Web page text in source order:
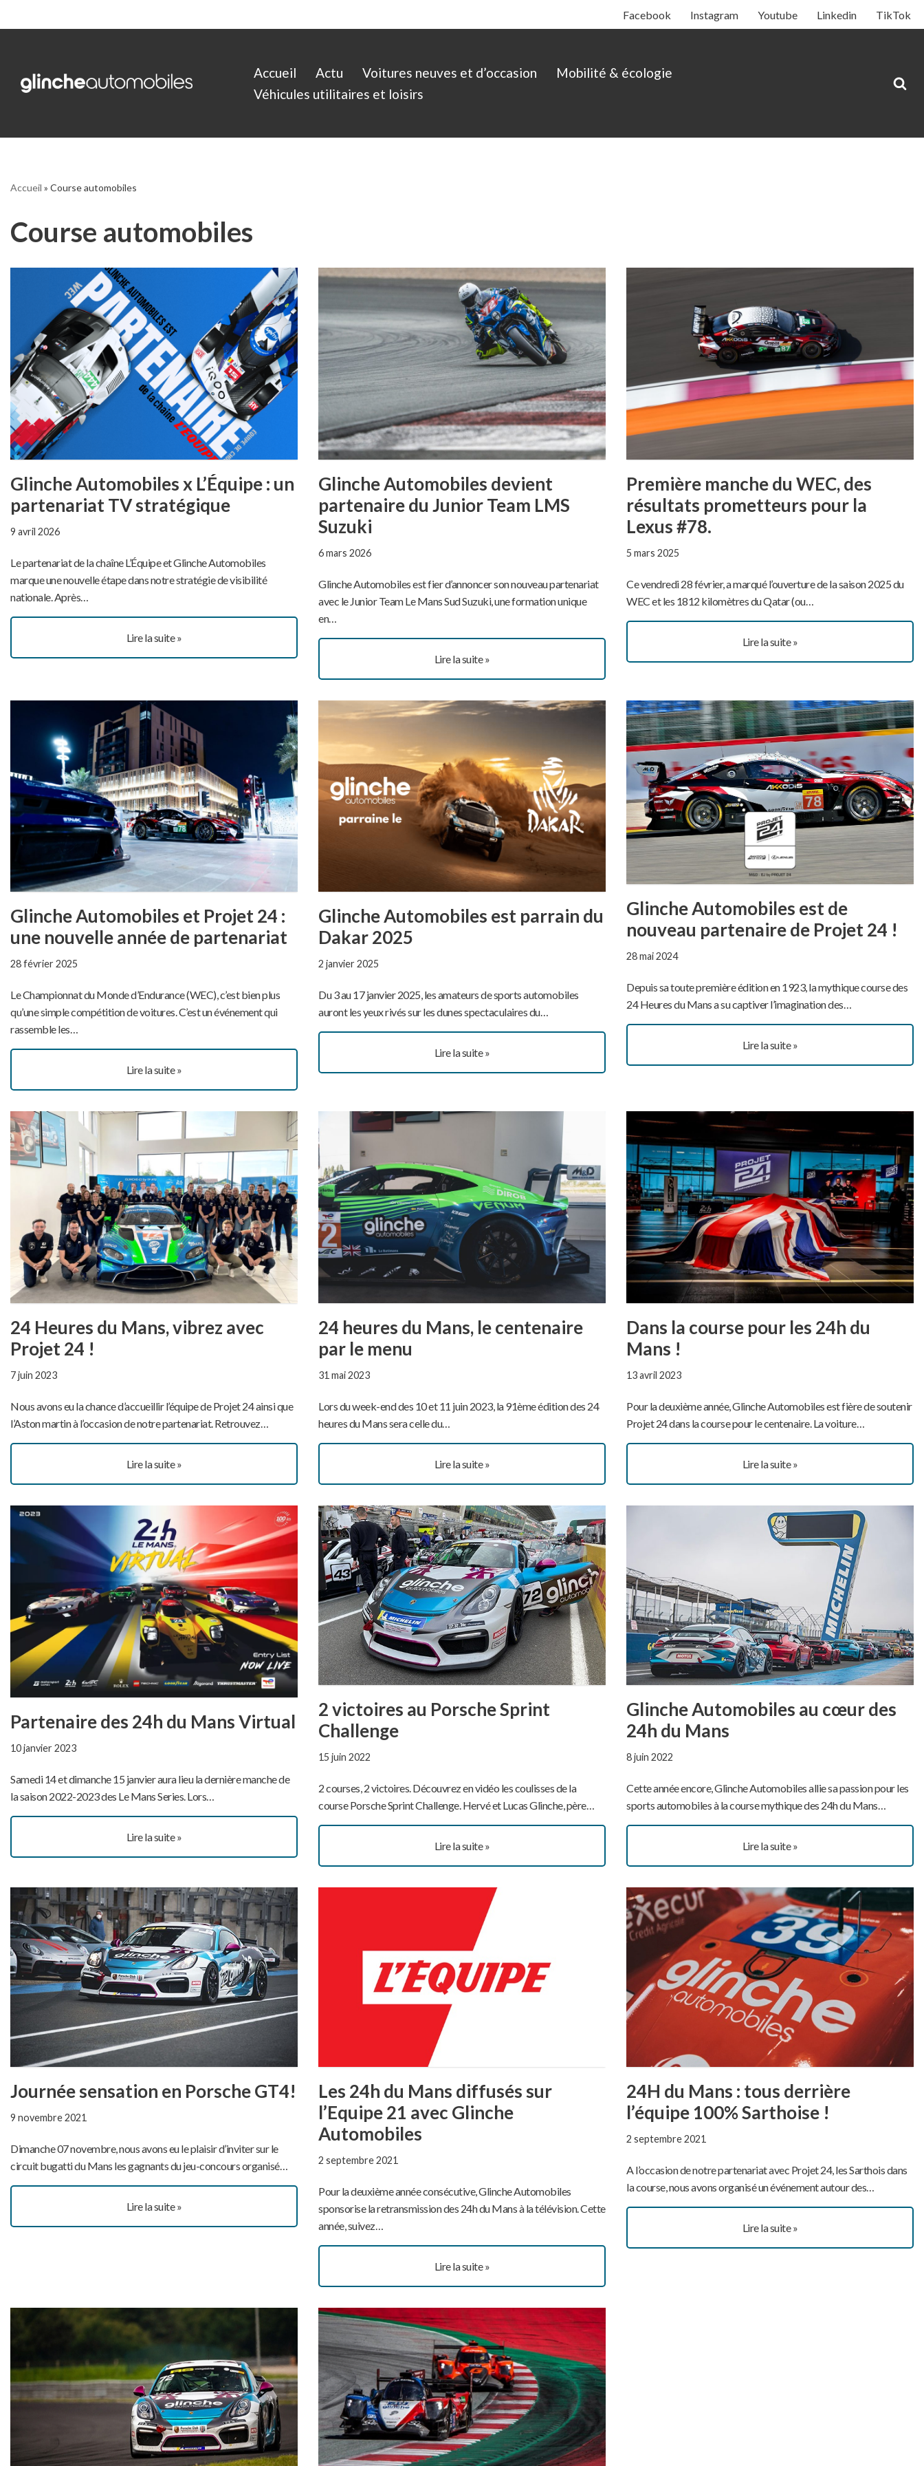
contenu
Facebook Instagram Youtube Linkedin TikTok
Accueil Actu Voitures neuves et d’occasion
Mobilité & écologie
Véhicules utilitaires et loisirs
Accueil » Course automobiles
Course automobiles
Glinche Automobiles x L’Équipe : un
partenariat TV stratégique
9 avril 2026
Le partenariat de la chaîne L’Équipe et Glinche Automobiles
marque une nouvelle étape dans notre stratégie de visibilité
nationale. Après…
Lire la suite »
Glinche Automobiles devient
partenaire du Junior Team LMS
Suzuki
6 mars 2026
Glinche Automobiles est fier d’annoncer son nouveau partenariat
avec le Junior Team Le Mans Sud Suzuki, une formation unique
en…
Lire la suite »
Première manche du WEC, des
résultats prometteurs pour la
Lexus #78.
5 mars 2025
Ce vendredi 28 février, a marqué l’ouverture de la saison 2025 du
WEC et les 1812 kilomètres du Qatar (ou…
Lire la suite »
Glinche Automobiles et Projet 24 :
une nouvelle année de partenariat
28 février 2025
Le Championnat du Monde d’Endurance (WEC), c’est bien plus
qu’une simple compétition de voitures. C’est un événement qui
rassemble les…
Lire la suite »
Glinche Automobiles est parrain du
Dakar 2025
2 janvier 2025
Du 3 au 17 janvier 2025, les amateurs de sports automobiles
auront les yeux rivés sur les dunes spectaculaires du…
Lire la suite »
Glinche Automobiles est de
nouveau partenaire de Projet 24 !
28 mai 2024
Depuis sa toute première édition en 1923, la mythique course des
24 Heures du Mans a su captiver l’imagination des…
Lire la suite »
24 Heures du Mans, vibrez avec
Projet 24 !
7 juin 2023
Nous avons eu la chance d’accueillir l’équipe de Projet 24 ainsi que
l’Aston martin à l’occasion de notre partenariat. Retrouvez…
Lire la suite »
24 heures du Mans, le centenaire
par le menu
31 mai 2023
Lors du week-end des 10 et 11 juin 2023, la 91ème édition des 24
heures du Mans sera celle du…
Lire la suite »
Dans la course pour les 24h du
Mans !
13 avril 2023
Pour la deuxième année, Glinche Automobiles est fière de soutenir
Projet 24 dans la course pour le centenaire. La voiture…
Lire la suite »
Partenaire des 24h du Mans Virtual
10 janvier 2023
Samedi 14 et dimanche 15 janvier aura lieu la dernière manche de
la saison 2022-2023 des Le Mans Series. Lors…
Lire la suite »
2 victoires au Porsche Sprint
Challenge
15 juin 2022
2 courses, 2 victoires. Découvrez en vidéo les coulisses de la
course Porsche Sprint Challenge. Hervé et Lucas Glinche, père…
Lire la suite »
Glinche Automobiles au cœur des
24h du Mans
8 juin 2022
Cette année encore, Glinche Automobiles allie sa passion pour les
sports automobiles à la course mythique des 24h du Mans…
Lire la suite »
Journée sensation en Porsche GT4!
9 novembre 2021
Dimanche 07 novembre, nous avons eu le plaisir d’inviter sur le
circuit bugatti du Mans les gagnants du jeu-concours organisé…
Lire la suite »
Les 24h du Mans diffusés sur
l’Equipe 21 avec Glinche
Automobiles
2 septembre 2021
Pour la deuxième année consécutive, Glinche Automobiles
sponsorise la retransmission des 24h du Mans à la télévision. Cette
année, suivez…
Lire la suite »
24H du Mans : tous derrière
l’équipe 100% Sarthoise !
2 septembre 2021
A l’occasion de notre partenariat avec Projet 24, les Sarthois dans
la course, nous avons organisé un événement autour des…
Lire la suite »